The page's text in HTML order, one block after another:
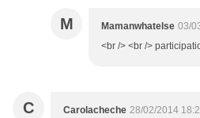
M Mamanwhatelse 03/
<br /> <br />
C Carolacheche 28/02/2014